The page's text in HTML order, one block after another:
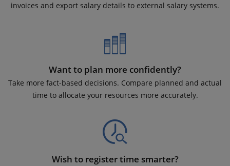
invoices and export salary details to external salary systems.
Want to plan more confidently?
Take more fact-based decisions. Compare planned and actual
time to allocate your resources more accurately.
Wish to register time smarter?